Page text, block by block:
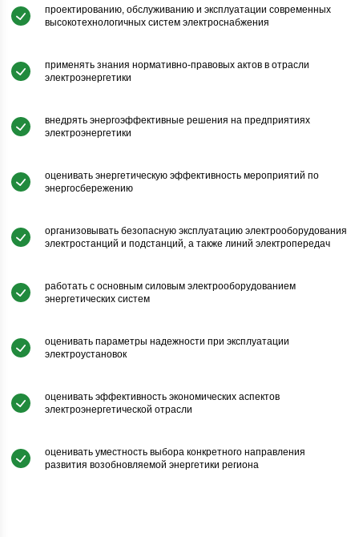
проектированию, обслуживанию и эксплуатации современных
высокотехнологичных систем электроснабжения
применять знания нормативно-правовых актов в отрасли
электроэнергетики
внедрять энергоэффективные решения на предприятиях
электроэнергетики
оценивать энергетическую эффективность мероприятий по
энергосбережению
организовывать безопасную эксплуатацию электрооборудования
электростанций и подстанций, а также линий электропередач
работать с основным силовым электрооборудованием
энергетических систем
оценивать параметры надежности при эксплуатации
электроустановок
оценивать эффективность экономических аспектов
электроэнергетической отрасли
оценивать уместность выбора конкретного направления
развития возобновляемой энергетики региона